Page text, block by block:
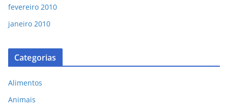
fevereiro 2010
janeiro 2010
Categorias
Alimentos
Animais